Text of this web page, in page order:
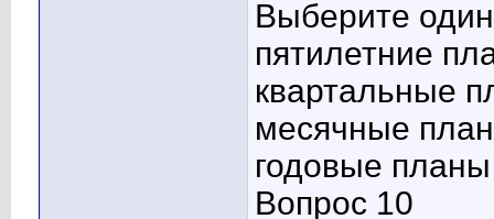
Выберите
пятилетние
квартальные
месячные
годовые
Вопрос 10